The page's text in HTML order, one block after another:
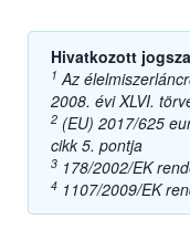
Hivatkozott
1 Az
2008. évi XLVI.
2 (EU) 2017/625
cikk 5. pontja
3 178/2002/EK
4 1107/2009/EK